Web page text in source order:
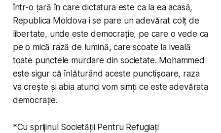
într-o țară în care dictatura este ca la ea acasă,
Republica Moldova i se pare un adevărat colț de
libertate, unde este democrație, pe care o vede ca
pe o mică rază de lumină, care scoate la iveală
toate punctele murdare din societate. Mohammed
este sigur că înlăturând aceste punctișoare, raza
va crește și abia atunci vom simți ce este adevărata
democrație.
*Cu sprijinul Societății Pentru Refugiați